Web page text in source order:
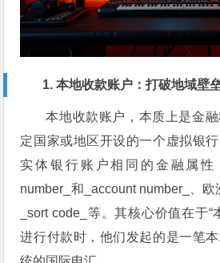
1. 本地收款账户：打破地域壁
本地收款账户，本质上是金
定国家或地区开设的一个虚拟银
实体银行账户相同的金融属性
number_和_account number_、
_sort code_等。其核心价值在于
进行付款时，他们发起的是一笔